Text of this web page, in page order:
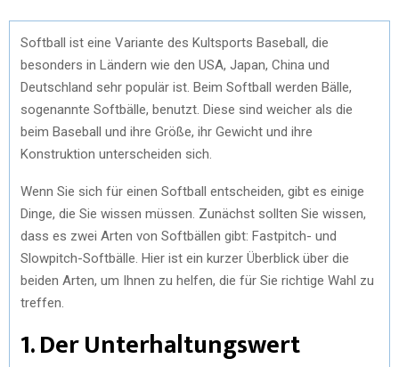
Softball ist eine Variante des Kultsports Baseball, die
besonders in Ländern wie den USA, Japan, China und
Deutschland sehr populär ist. Beim Softball werden Bälle,
sogenannte Softbälle, benutzt. Diese sind weicher als die
beim Baseball und ihre Größe, ihr Gewicht und ihre
Konstruktion unterscheiden sich.
Wenn Sie sich für einen Softball entscheiden, gibt es einige
Dinge, die Sie wissen müssen. Zunächst sollten Sie wissen,
dass es zwei Arten von Softbällen gibt: Fastpitch- und
Slowpitch-Softbälle. Hier ist ein kurzer Überblick über die
beiden Arten, um Ihnen zu helfen, die für Sie richtige Wahl zu
treffen.
1. Der Unterhaltungswert